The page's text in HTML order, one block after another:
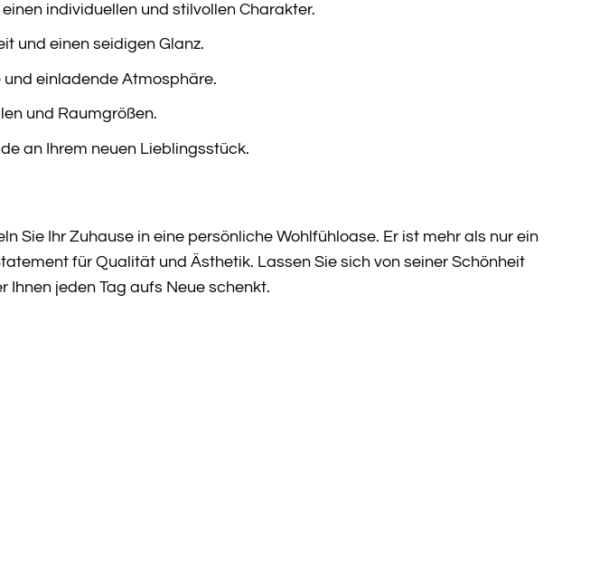
individuellen und stilvollen Charakter.
und einen seidigen Glanz.
einladende Atmosphäre.
und Raumgrößen.
an Ihrem neuen Lieblingsstück.
Sie Ihr Zuhause in eine persönliche Wohlfühloase. Er ist mehr als nur ein
für Qualität und Ästhetik. Lassen Sie sich von seiner Schönheit
Ihnen jeden Tag aufs Neue schenkt.